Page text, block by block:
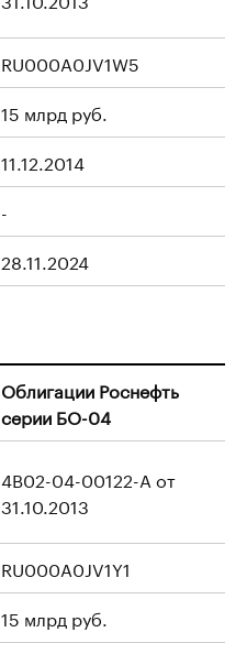
RU000A0JV1W5
15 млрд руб.
11.12.2014
-
28.11.2024
Облигации Роснефть
серии БО-04
4B02-04-00122-A от
31.10.2013
RU000A0JV1Y1
15 млрд руб.